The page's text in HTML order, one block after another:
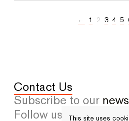
← 1 2 3 4 5
Contact Us
Subscribe to our
Follow us onThis site uses